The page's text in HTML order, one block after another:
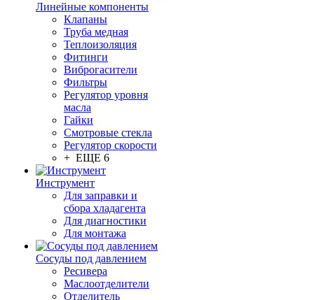
Линейные компоненты
Клапаны
Труба медная
Теплоизоляция
Фитинги
Виброгасители
Фильтры
Регулятор уровня
масла
Гайки
Смотровые стекла
Регулятор скорости
+ ЕЩЕ 6
Инструмент
Для заправки и
сбора хладагента
Для диагностики
Для монтажа
Сосуды под давлением
Ресивера
Маслоотделители
Отделитель